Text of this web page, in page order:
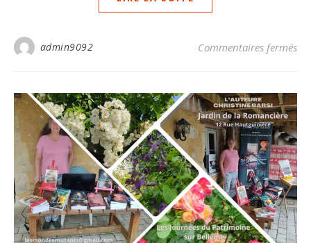
admin9092 Commentaires fermés